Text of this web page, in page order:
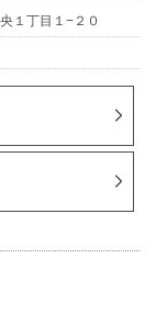
１丁目１−２０